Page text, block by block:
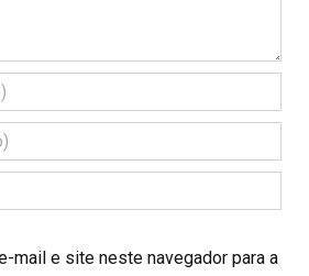
mail e site neste navegador para a